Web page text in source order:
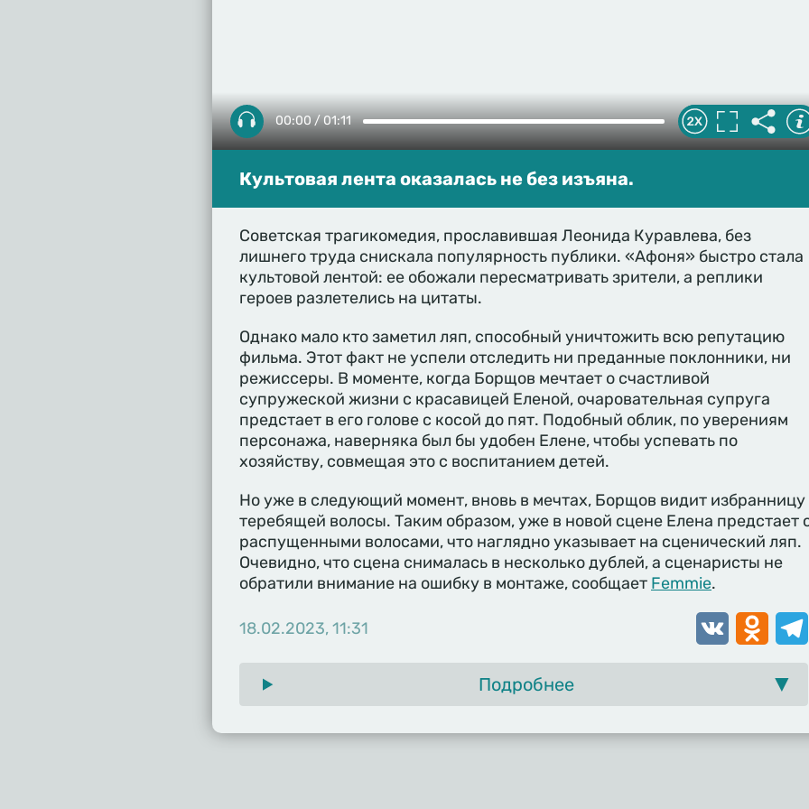
00:00 / 01:11
Культовая лента оказалась не без изъяна.
Советская трагикомедия, прославившая Леонида Куравлева, без
лишнего труда снискала популярность публики. «Афоня» быстро стала
культовой лентой: ее обожали пересматривать зрители, а реплики
героев разлетелись на цитаты.
Однако мало кто заметил ляп, способный уничтожить всю репутацию
фильма. Этот факт не успели отследить ни преданные поклонники, ни
режиссеры. В моменте, когда Борщов мечтает о счастливой
супружеской жизни с красавицей Еленой, очаровательная супруга
предстает в его голове с косой до пят. Подобный облик, по уверениям
персонажа, наверняка был бы удобен Елене, чтобы успевать по
хозяйству, совмещая это с воспитанием детей.
Но уже в следующий момент, вновь в мечтах, Борщов видит избранницу
теребящей волосы. Таким образом, уже в новой сцене Елена предстает
распущенными волосами, что наглядно указывает на сценический ляп.
Очевидно, что сцена снималась в несколько дублей, а сценаристы не
обратили внимание на ошибку в монтаже, сообщает Femmie.
18.02.2023, 11:31 VK
Подробнее